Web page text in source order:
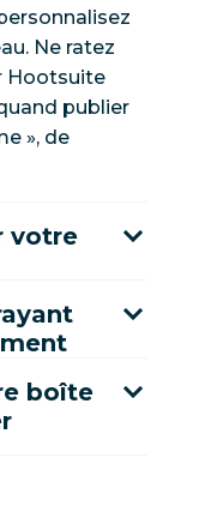
Ne ratez
Hootsuite
publier
», de
votre
boîte